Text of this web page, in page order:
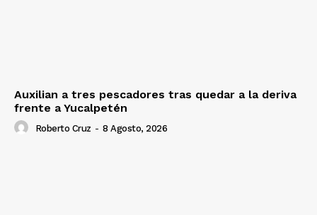
Auxilian a tres pescadores tras quedar a la deriva
frente a Yucalpetén
Roberto Cruz - 8 Agosto, 2026